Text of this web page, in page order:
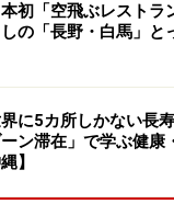
本初「空飛ぶレストラ
しの「長野・白馬」と
に5カ所しかない長
ン滞在」で学ぶ健康
】